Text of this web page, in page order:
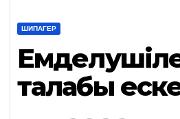
ШИПАГЕР
талабы